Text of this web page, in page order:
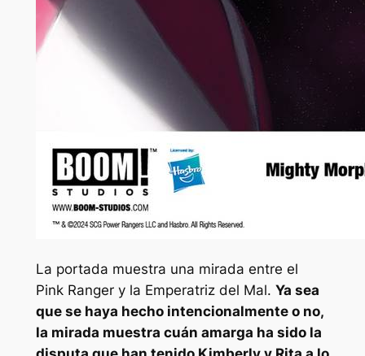
La portada muestra una mirada entre el
Pink Ranger y la Emperatriz del Mal. Ya sea
que se haya hecho intencionalmente o no,
la mirada muestra cuán amarga ha sido la